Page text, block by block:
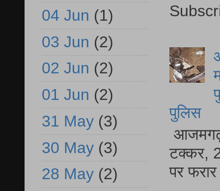
पुलिस
आजमगढ़
टक्कर,
पर
04 Jun (1)
03 Jun (2)
02 Jun (2)
01 Jun (2)
31 May (3)
30 May (3)
28 May (2)